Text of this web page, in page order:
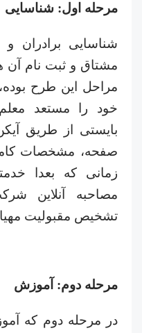
مرحله اول: شناسایی
شناسایی برادران
مشتاق و ثبت نام آن
مراحل این طرح
خود را مستعد
بایستی از طریق
صفحه، مشخصات
زمانی که بعدا
مصاحبه آنلاین
تشخیص مقبولیت
مرحله دوم: آموزش
در مرحله دوم که